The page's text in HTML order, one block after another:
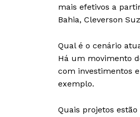
mais efetivos a
Bahia, Cleverson
Qual é o cenário
Há um movimento
com investimentos
exemplo.
Quais projetos